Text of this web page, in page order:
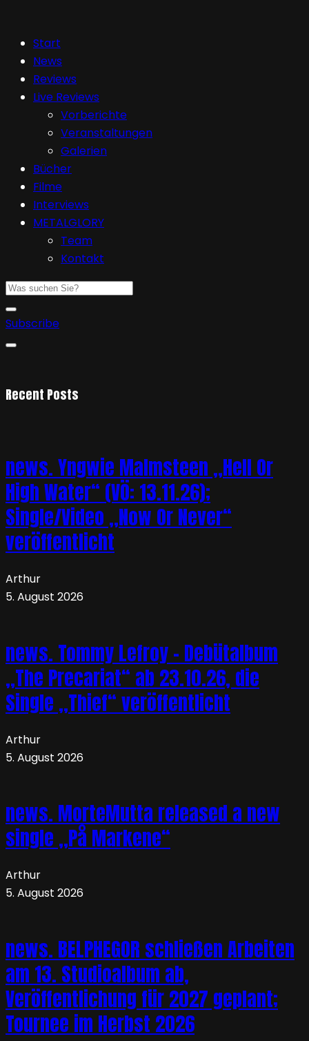
Start
News
Reviews
Live Reviews
Vorberichte
Veranstaltungen
Galerien
Bücher
Filme
Interviews
METALGLORY
Team
Kontakt
Subscribe
Recent Posts
news. Yngwie Malmsteen „Hell Or
High Water“ (VÖ: 13.11.26);
Single/Video „Now Or Never“
veröffentlicht
Arthur
5. August 2026
news. Tommy Lefroy – Debütalbum
„The Precariat“ ab 23.10.26, die
Single „Thief“ veröffentlicht
Arthur
5. August 2026
news. MorteMutta released a new
single „På Markene“
Arthur
5. August 2026
news. BELPHEGOR schließen Arbeiten
am 13. Studioalbum ab,
Veröffentlichung für 2027 geplant;
Tournee im Herbst 2026